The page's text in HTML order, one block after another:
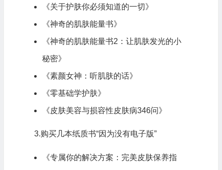
《关于护肤你必须知道的一切》
《神奇的肌肤能量书》
《神奇的肌肤能量书2：让肌肤发光的小
秘密》
《素颜女神：听肌肤的话》
《零基础学护肤》
《皮肤美容与损容性皮肤病346问》
3.购买几本纸质书“因为没有电子版”
《专属你的解决方案：完美皮肤保养指